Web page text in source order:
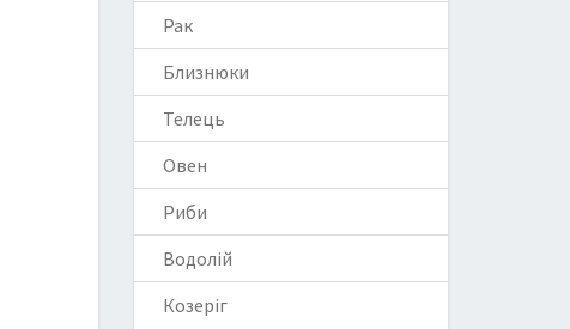
Рак
Близнюки
Телець
Овен
Риби
Водолій
Козеріг